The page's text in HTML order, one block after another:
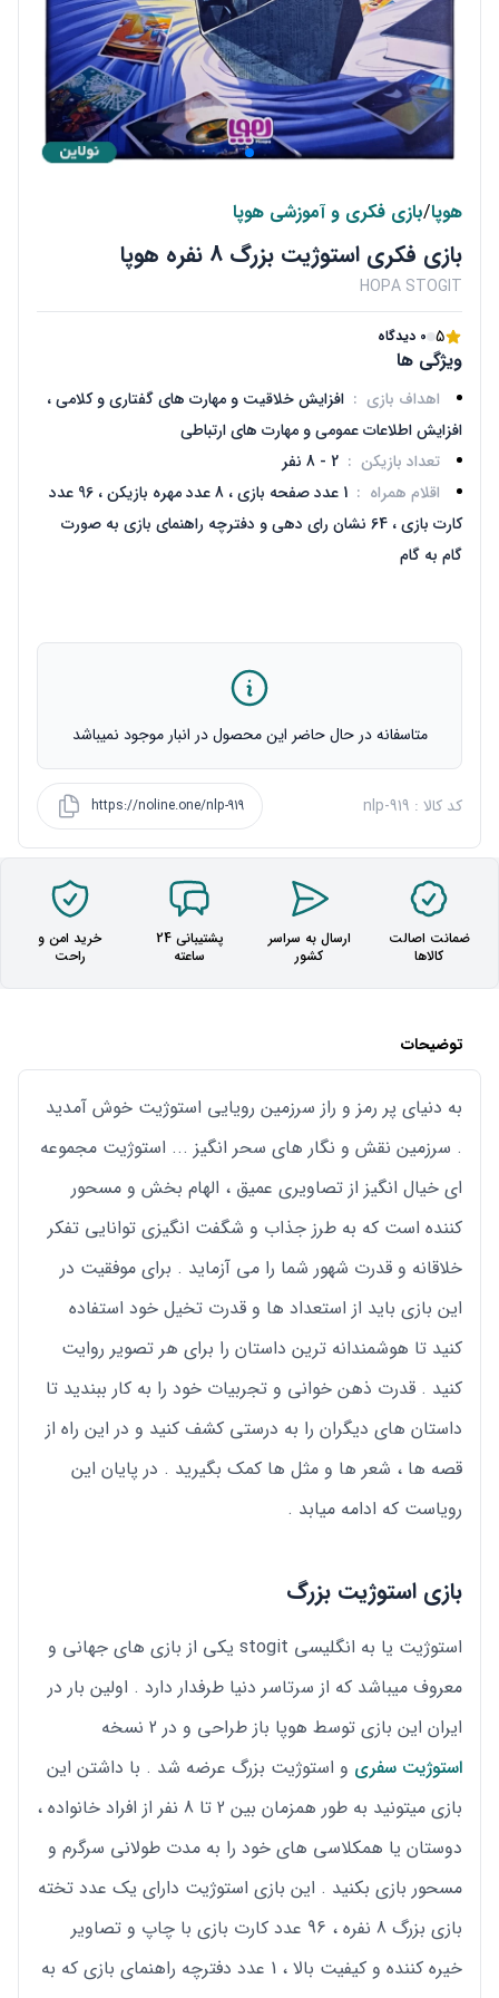
هوپا/بازی فکری و آموزشی هوپا
بازی فکری استوژیت بزرگ 8 نفره هوپا
HOPA STOGIT
5 0 دیدگاه
ویژگی ها
اهداف بازی : افزایش خلاقیت و مهارت های گفتاری و کلامی ،
افزایش اطلاعات عمومی و مهارت های ارتباطی
تعداد بازیکن : 2 - 8 نفر
اقلام همراه :
1 عدد صفحه بازی ، 8 عدد مهره بازیکن ، 96 عدد
کارت بازی ، 64 نشان رای دهی و دفترچه راهنمای بازی به صورت
گام به گام
متاسفانه در حال حاضر این محصول در انبار موجود نمیباشد
کد کالا : nlp-919 https://noline.one/nlp-919
ضمانت اصالت
کالاها
ارسال به سراسر
کشور
پشتیبانی 24
ساعته
خرید امن و
راحت
توضیحات
به دنیای پر رمز و راز سرزمین رویایی استوژیت خوش آمدید
. سرزمین نقش و نگار های سحر انگیز ... استوژیت مجموعه
ای خیال انگیز از تصاویری عمیق ، الهام بخش و مسحور
کننده است که به طرز جذاب و شگفت انگیزی توانایی تفکر
خلاقانه و قدرت شهور شما را می آزماید . برای موفقیت در
این بازی باید از استعداد ها و قدرت تخیل خود استفاده
کنید تا هوشمندانه ترین داستان را برای هر تصویر روایت
کنید . قدرت ذهن خوانی و تجربیات خود را به کار ببندید تا
داستان های دیگران را به درستی کشف کنید و در این راه از
قصه ها ، شعر ها و مثل ها کمک بگیرید . در پایان این
رویاست که ادامه میابد .
بازی استوژیت بزرگ
استوژیت یا به انگلیسی stogit یکی از بازی های جهانی و
معروف میباشد که از سرتاسر دنیا طرفدار دارد . اولین بار در
ایران این بازی توسط هوپا باز طراحی و در 2 نسخه
استوژیت سفری و استوژیت بزرگ عرضه شد . با داشتن این
بازی میتونید به طور همزمان بین 2 تا 8 نفر از افراد خانواده ،
دوستان یا همکلاسی های خود را به مدت طولانی سرگرم و
مسحور بازی بکنید . این بازی استوژیت دارای یک عدد تخته
بازی بزرگ 8 نفره ، 96 عدد کارت بازی با چاپ و تصاویر
خیره کننده و کیفیت بالا ، 1 عدد دفترچه راهنمای بازی که به